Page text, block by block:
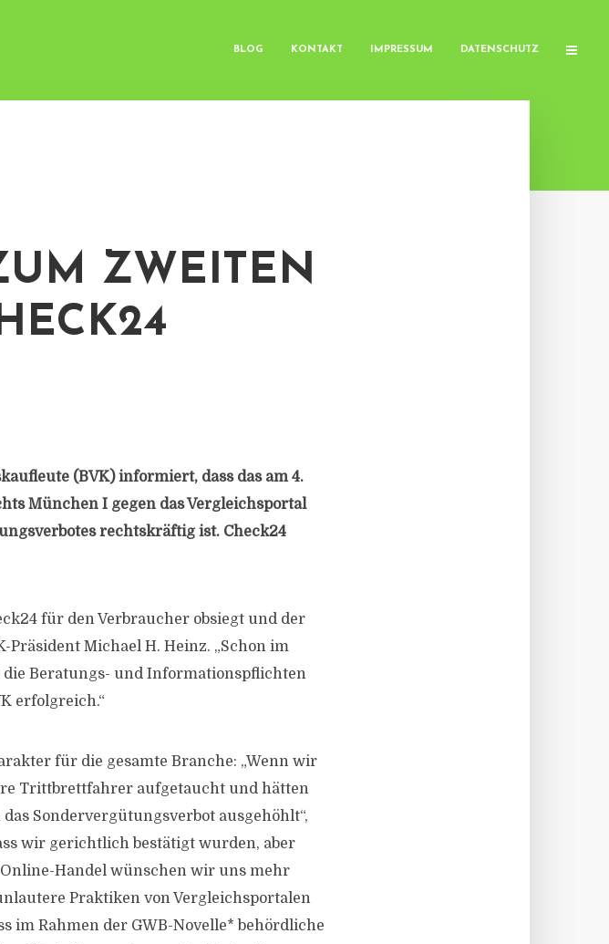
BLOG KONTAKT IMPRESSUM DATENSCHUTZ
ZWEITEN
(BVK) informiert, dass das am 4.
München I gegen das Vergleichsportal
rechtskräftig ist. Check24
für den Verbraucher obsiegt und der
Präsident Michael H. Heinz. „Schon im
die Beratungs- und Informationspflichten
erfolgreich.“
für die gesamte Branche: „Wenn wir
Trittbrettfahrer aufgetaucht und hätten
Sondervergütungsverbot ausgehöhlt“,
wir gerichtlich bestätigt wurden, aber
Handel wünschen wir uns mehr
Praktiken von Vergleichsportalen
im Rahmen der GWB-Novelle* behördliche